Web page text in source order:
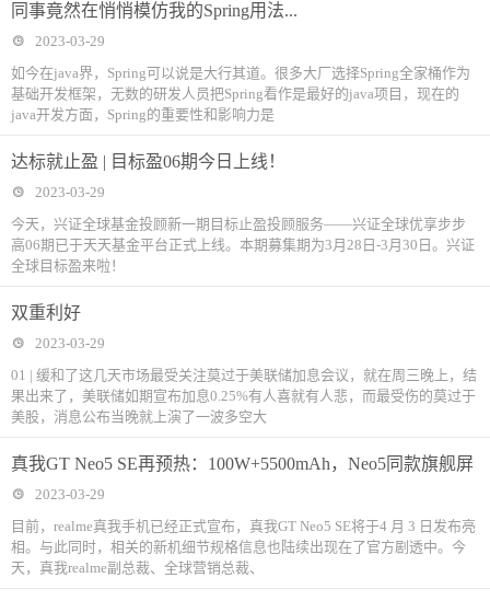
同事竟然在悄悄模仿我的Spring用法...
2023-03-29
如今在java界，Spring可以说是大行其道。很多大厂选择Spring全家桶作为
基础开发框架，无数的研发人员把Spring看作是最好的java项目，现在的
java开发方面，Spring的重要性和影响力是
达标就止盈 | 目标盈06期今日上线！
2023-03-29
今天，兴证全球基金投顾新一期目标止盈投顾服务——兴证全球优享步步
高06期已于天天基金平台正式上线。本期募集期为3月28日-3月30日。兴证
全球目标盈来啦！
双重利好
2023-03-29
01 | 缓和了这几天市场最受关注莫过于美联储加息会议，就在周三晚上，结
果出来了，美联储如期宣布加息0.25%有人喜就有人悲，而最受伤的莫过于
美股，消息公布当晚就上演了一波多空大
真我GT Neo5 SE再预热：100W+5500mAh，Neo5同款旗舰屏
2023-03-29
目前，realme真我手机已经正式宣布，真我GT Neo5 SE将于4 月 3 日发布亮
相。与此同时，相关的新机细节规格信息也陆续出现在了官方剧透中。今
天，真我realme副总裁、全球营销总裁、